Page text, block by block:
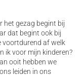
het gezag begint bij
dat begint ook bij
voortdurend af welk
ik voor mijn kinderen?
ooit hebben we
leiden in ons